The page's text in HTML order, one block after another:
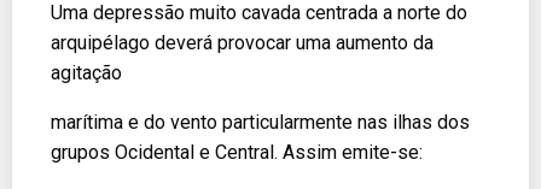
Uma depressão muito cavada centrada a norte do
arquipélago deverá provocar uma aumento da
agitação
marítima e do vento particularmente nas ilhas dos
grupos Ocidental e Central. Assim emite-se: